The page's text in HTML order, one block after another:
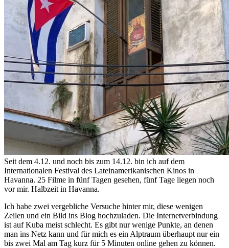
Seit dem 4.12. und noch bis zum 14.12. bin ich auf dem
Internationalen Festival des Lateinamerikanischen Kinos in
Havanna. 25 Filme in fünf Tagen gesehen, fünf Tage liegen noch
vor mir. Halbzeit in Havanna.
Ich habe zwei vergebliche Versuche hinter mir, diese wenigen
Zeilen und ein Bild ins Blog hochzuladen. Die Internetverbindung
ist auf Kuba meist schlecht. Es gibt nur wenige Punkte, an denen
man ins Netz kann und für mich es ein Alptraum überhaupt nur ein
bis zwei Mal am Tag kurz für 5 Minuten online gehen zu können.